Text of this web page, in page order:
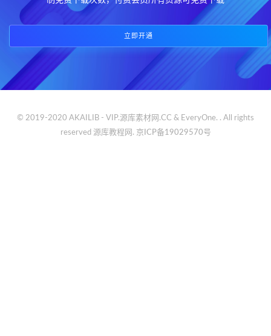
立即开通
© 2019-2020 AKAILIB - VIP.源库素材网.CC & EveryOne. . All rights
reserved 源库教程网. 京ICP备19029570号